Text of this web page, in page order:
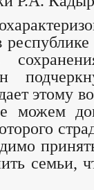
этому
семьи,